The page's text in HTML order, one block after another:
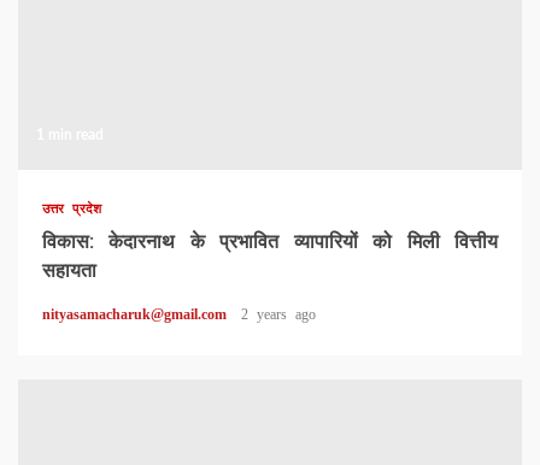
उत्तर प्रदेश
विकास: केदारनाथ के प्रभावित व्यापारियों को मिली वित्तीय
सहायता
nityasamacharuk@gmail.com 2 years ago